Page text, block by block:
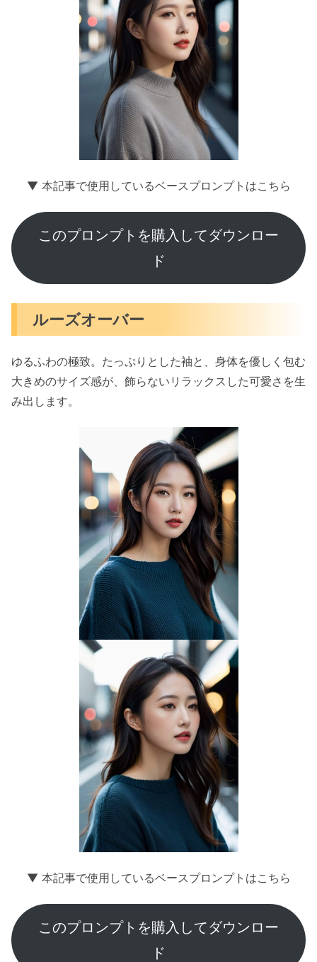
▼ 本記事で使用しているベースプロンプトはこちら
このプロンプトを購入してダウンロー
ド
ルーズオーバー
ゆるふわの極致。たっぷりとした袖と、身体を優しく包む
大きめのサイズ感が、飾らないリラックスした可愛さを生
み出します。
▼ 本記事で使用しているベースプロンプトはこちら
このプロンプトを購入してダウンロー
ド